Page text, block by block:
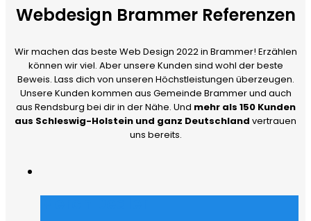
Webdesign Brammer Referenzen
Wir machen das beste Web Design 2022 in Brammer! Erzählen
können wir viel. Aber unsere Kunden sind wohl der beste
Beweis. Lass dich von unseren Höchstleistungen überzeugen.
Unsere Kunden kommen aus Gemeinde Brammer und auch
aus Rendsburg bei dir in der Nähe. Und mehr als 150 Kunden
aus Schleswig-Holstein und ganz Deutschland vertrauen
uns bereits.